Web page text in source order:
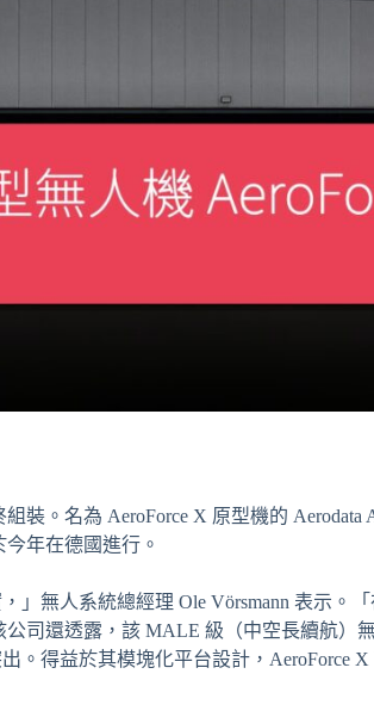
裝。名為 AeroForce X 原型機的 Aerodata
年在德國進行。
」無人系統總經理 Ole Vörsmann 表示。
司還透露，該 MALE 級（中空長續航）
。得益於其模塊化平台設計，AeroForce